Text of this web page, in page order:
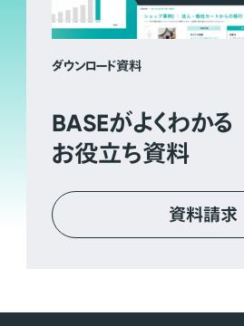
ダウンロード資料
BASEがよくわかる
お役立ち資料
資料請求